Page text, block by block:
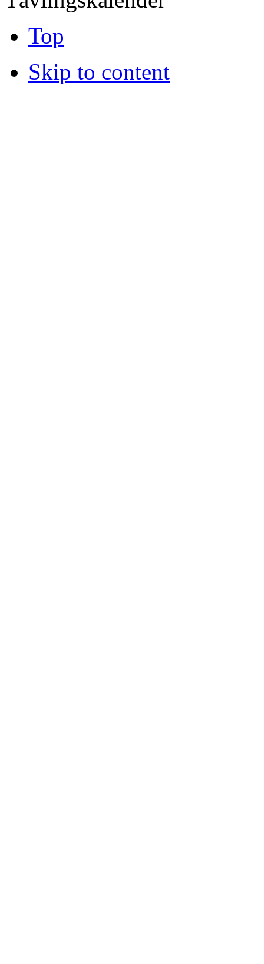
Top
Skip to content